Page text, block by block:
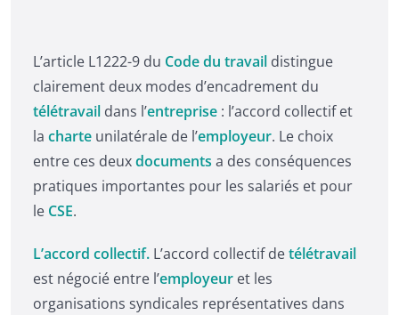
L’article L1222-9 du Code du travail distingue
clairement deux modes d’encadrement du
télétravail dans l’entreprise : l’accord collectif et
la charte unilatérale de l’employeur. Le choix
entre ces deuxdocuments a des conséquences
pratiques importantes pour les salariés et pour
le CSE.
L’accord collectif. L’accord collectif detélétravail
est négocié entre l’employeur et les
organisations syndicales représentatives dans